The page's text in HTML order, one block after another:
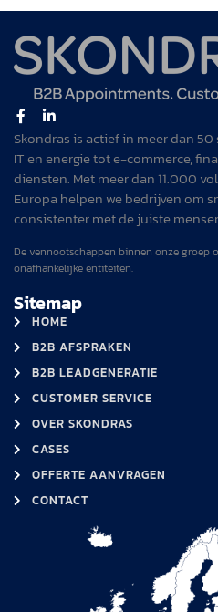
Skondras is actief in meer dan
IT en energie tot e-commerce,
diensten. Met meer dan 11.000
Europa helpen we bedrijven om
consistenter met de juiste
De vennootschappen binnen onze groep
onafhankelijke entiteiten.
Sitemap
HOME
B2B AFSPRAKEN
B2B LEADGENERATIE
CUSTOMER SERVICE
OVER SKONDRAS
CASES
OFFERTE AANVRAGEN
CONTACT